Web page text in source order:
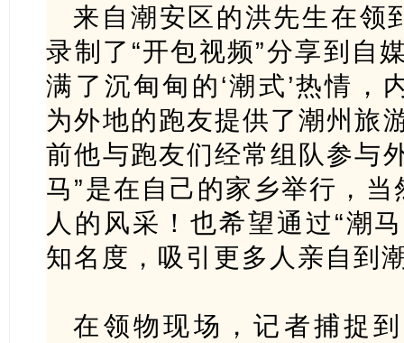
来自潮安区的洪先生在领
录制了“开包视频”分享到自
满了沉甸甸的‘潮式’热情，
为外地的跑友提供了潮州旅
前他与跑友们经常组队参与
马”是在自己的家乡举行，
人的风采！也希望通过“潮
知名度，吸引更多人亲自到
在领物现场，记者捕捉